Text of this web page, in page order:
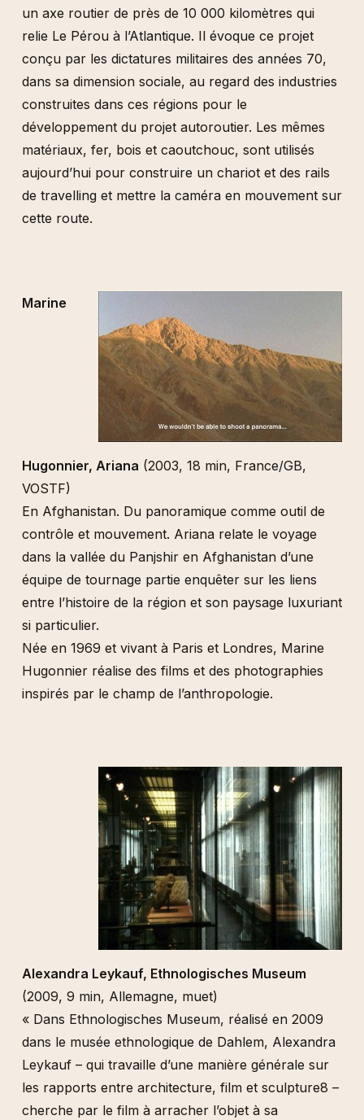
un axe routier de près de 10 000 kilomètres qui
relie Le Pérou à l’Atlantique. Il évoque ce projet
conçu par les dictatures militaires des années 70,
dans sa dimension sociale, au regard des industries
construites dans ces régions pour le
développement du projet autoroutier. Les mêmes
matériaux, fer, bois et caoutchouc, sont utilisés
aujourd’hui pour construire un chariot et des rails
de travelling et mettre la caméra en mouvement sur
cette route.
Marine
Hugonnier, Ariana (2003, 18 min, France/GB,
VOSTF)
En Afghanistan. Du panoramique comme outil de
contrôle et mouvement. Ariana relate le voyage
dans la vallée du Panjshir en Afghanistan d’une
équipe de tournage partie enquêter sur les liens
entre l’histoire de la région et son paysage luxuriant
si particulier.
Née en 1969 et vivant à Paris et Londres, Marine
Hugonnier réalise des films et des photographies
inspirés par le champ de l’anthropologie.
Alexandra Leykauf, Ethnologisches Museum
(2009, 9 min, Allemagne, muet)
« Dans Ethnologisches Museum, réalisé en 2009
dans le musée ethnologique de Dahlem, Alexandra
Leykauf – qui travaille d’une manière générale sur
les rapports entre architecture, film et sculpture8 –
cherche par le film à arracher l’objet à sa